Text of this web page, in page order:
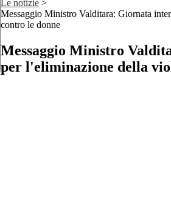
Le notizie >
Messaggio Ministro Valditara: Giornata
contro le donne
Messaggio Ministro
per l'eliminazione della